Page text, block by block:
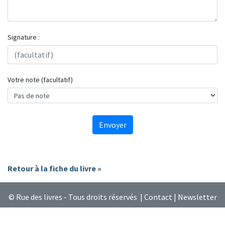
Signature :
Votre note (facultatif)
Envoyer
Retour à la fiche du livre »
© Rue des livres - Tous droits réservés | Contact | Newsletter